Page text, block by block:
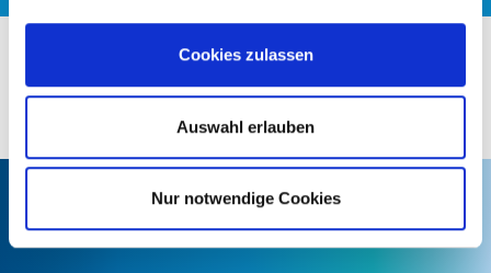
Cookies zulassen
Auswahl erlauben
Nur notwendige Cookies
Nach oben
Aktuelles